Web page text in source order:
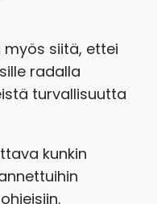
siitä, ettei
radalla
turvallisuutta
kunkin